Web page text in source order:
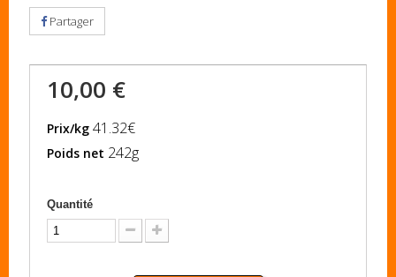
Partager
10,00 €
Prix/kg 41.32€
Poids net 242g
Quantité